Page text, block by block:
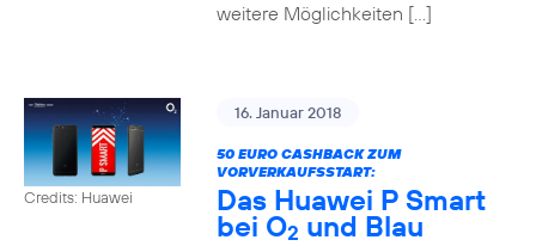
weitere Möglichkeiten […]
Credits: Huawei
16. Januar 2018
50 EURO CASHBACK ZUM
VORVERKAUFSSTART:
Das Huawei P Smart
bei O2 und Blau